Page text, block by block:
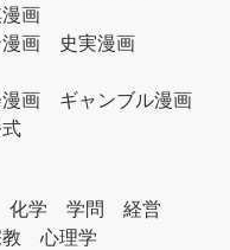
画
画
史実漫画
画
ギャンブル漫画
化学 学問
経営
心理学